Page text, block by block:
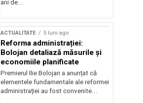
ani de...
ACTUALITATE 5 luni ago
Reforma administrației:
Bolojan detaliază măsurile și
economiile planificate
Premierul Ilie Bolojan a anunțat că
elementele fundamentale ale reformei
administrației au fost convenite...